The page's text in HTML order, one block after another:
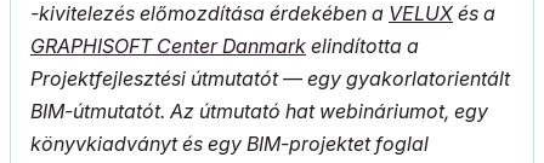
-kivitelezés előmozdítása érdekében a VELUXés a
GRAPHISOFT Center Danmark elindította a
Projektfejlesztési útmutatót — egy gyakorlatorientált
BIM-útmutatót. Az útmutató hat webináriumot, egy
könyvkiadványt és egy BIM-projektet foglal